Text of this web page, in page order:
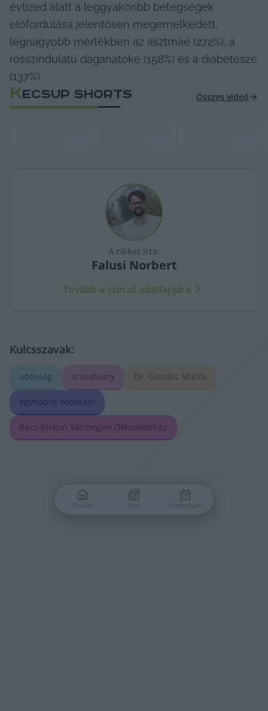
évtized alatt a leggyakoribb betegségek
előfordulása jelentősen megemelkedett,
legnagyobb mértékben az asztmáé (272%), a
rosszindulatú daganatoké (158%) és a diabéteszé
(137%).
KECSUP SHORTS Összes videó
A cikket írta:
Falusi Norbert
Tovább a szerző adatlapjára
Kulcsszavak:
adósság orvoshiány Dr. Gondos Miklós
egynapos sebészet
Bács-Kiskun Vármegyei Oktatókórház
Főoldal Friss Események